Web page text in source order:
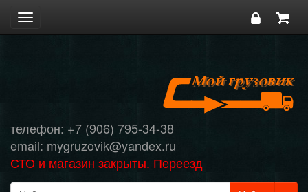
Toggle
navigation
телефон: +7 (906) 795-34-38
email: mygruzovik@yandex.ru
СТО и магазин закрыты. Переезд